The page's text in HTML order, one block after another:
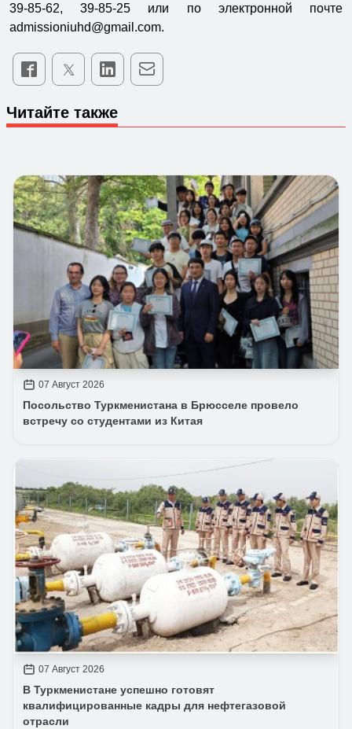
39-85-62, 39-85-25 или по электронной почте
admissioniuhd@gmail.com.
Читайте также
07 Август 2026
Посольство Туркменистана в Брюсселе провело
встречу со студентами из Китая
07 Август 2026
В Туркменистане успешно готовят
квалифицированные кадры для нефтегазовой
отрасли